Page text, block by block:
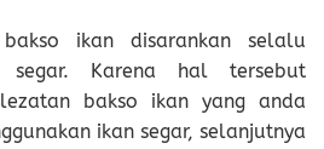
ikan disarankan selalu
Karena hal tersebut
bakso ikan yang anda
ikan segar, selanjutnya